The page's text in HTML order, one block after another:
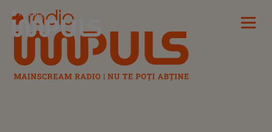
Radio Impuls